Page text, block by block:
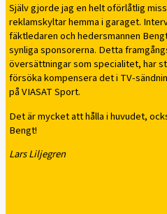
Själv gjorde jag en helt oförlåtlig
reklamskyltar hemma i garaget.
fäktledaren och hedersmannen
synliga sponsorerna. Detta
översättningar som specialitet, har
försöka kompensera det i TV-
på VIASAT Sport.
Det är mycket att hålla i huvudet,
Bengt!
Lars Liljegren